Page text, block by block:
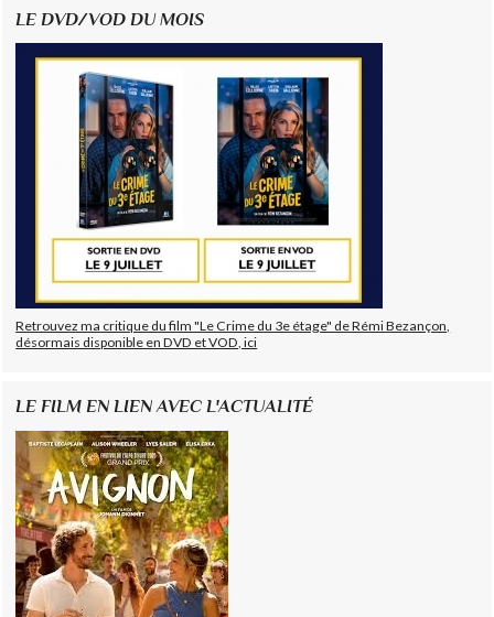
LE DVD/VOD DU MOIS
Retrouvez ma critique du film "Le Crime du 3e étage" de Rémi Bezançon,
désormais disponible en DVD et VOD, ici
LE FILM EN LIEN AVEC L'ACTUALITÉ